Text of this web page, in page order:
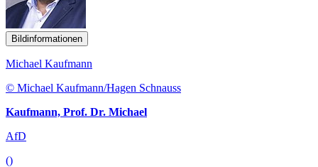
Bildinformationen
Michael Kaufmann
© Michael Kaufmann/Hagen Schnauss
Kaufmann, Prof. Dr. Michael
AfD
()